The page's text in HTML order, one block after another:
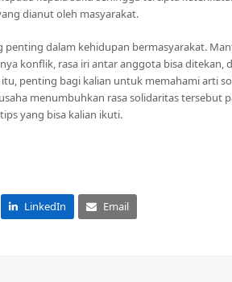
dianut oleh masyarakat.
penting dalam kehidupan bermasyarakat.
konflik, rasa iri antar anggota bisa ditekan,
penting bagi kalian untuk memahami arti
menumbuhkan rasa solidaritas tersebut
yang bisa kalian ikuti.
LinkedIn Email